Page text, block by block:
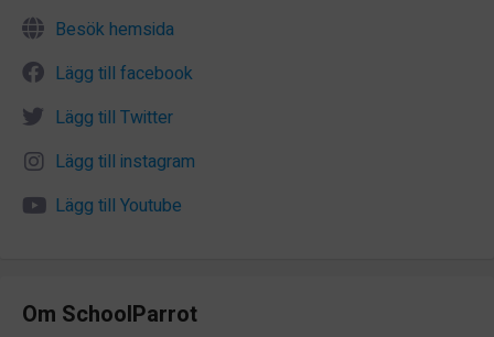
Besök hemsida
Lägg till facebook
Lägg till Twitter
Lägg till instagram
Lägg till Youtube
Om SchoolParrot